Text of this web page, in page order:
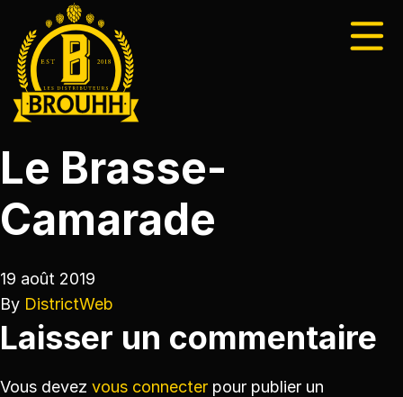
Le Brasse-
Camarade
19 août 2019
By DistrictWeb
Laisser un commentaire
Vous devez vous connecter pour publier un